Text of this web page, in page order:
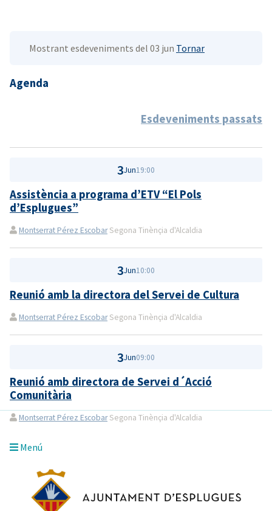
Mostrant esdeveniments del 03 jun Tornar
Agenda
Esdeveniments passats
3Jun19:00
Assistència a programa d’ETV “El Pols
d’Esplugues”
Montserrat Pérez EscobarSegona Tinènçia d'Alcaldia
3Jun10:00
Reunió amb la directora del Servei de Cultura
Montserrat Pérez EscobarSegona Tinènçia d'Alcaldia
3Jun09:00
Reunió amb directora de Servei d´Acció
Comunitària
Montserrat Pérez EscobarSegona Tinènçia d'Alcaldia
Menú